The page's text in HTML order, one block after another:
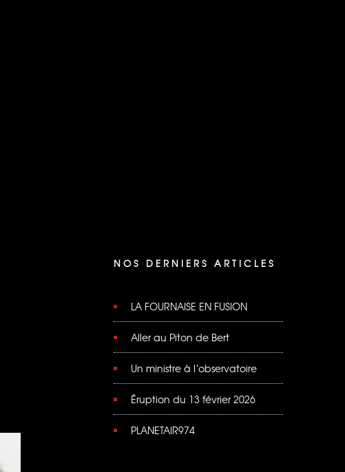
NOS DERNIERS ARTICLES
LA FOURNAISE EN FUSION
Aller au Piton de Bert
Un ministre à l’observatoire
Éruption du 13 février 2026
PLANETAIR974